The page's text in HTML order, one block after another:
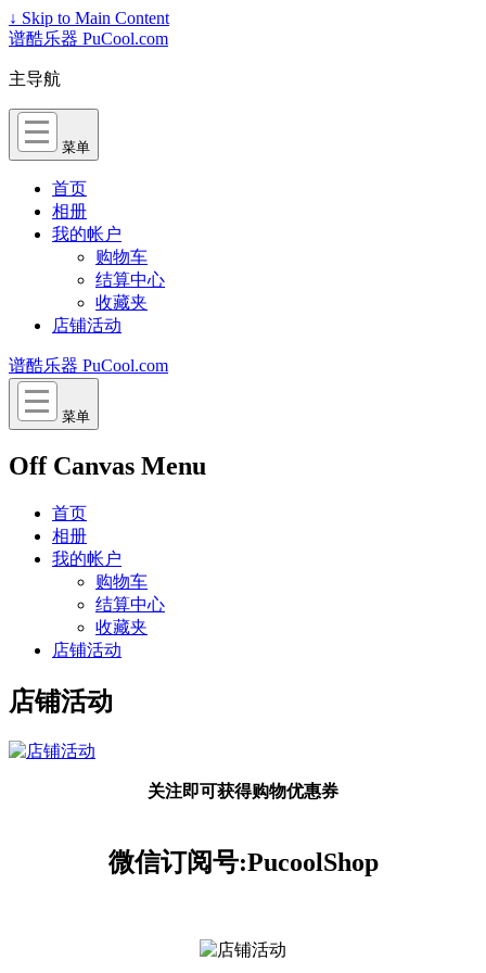
↓ Skip to Main Content
谱酷乐器 PuCool.com
主导航
菜单
首页
相册
我的帐户
购物车
结算中心
收藏夹
店铺活动
谱酷乐器 PuCool.com
菜单
Off Canvas Menu
首页
相册
我的帐户
购物车
结算中心
收藏夹
店铺活动
店铺活动
关注即可获得购物优惠券
微信订阅号:PucoolShop